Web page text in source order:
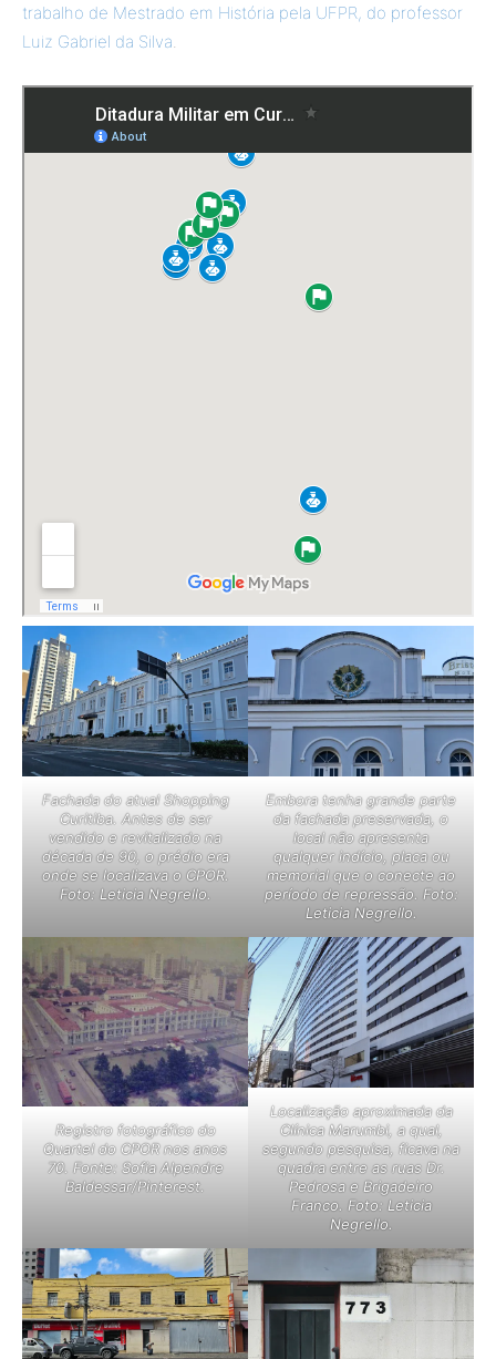
trabalho de Mestrado em História pela UFPR, do professor
Luiz Gabriel da Silva
Fachada do atual Shopping
Curitiba. Antes de ser
vendido e revitalizado na
década de 90, o prédio era
onde se localizava o CPOR.
Foto: Leticia Negrello.
Embora tenha grande parte
da fachada preservada, o
local não apresenta
qualquer indício, placa ou
memorial que o conecte ao
período de repressão. Foto:
Leticia Negrello.
Registro fotográfico do
Quartel do CPOR nos anos
70. Fonte: Sofia Alpendre
Baldessar/Pinterest.
Localização aproximada da
Clínica Marumbi, a qual,
segundo pesquisa, ficava na
quadra entre as ruas Dr.
Pedrosa e Brigadeiro
Franco. Foto: Leticia
Negrello.